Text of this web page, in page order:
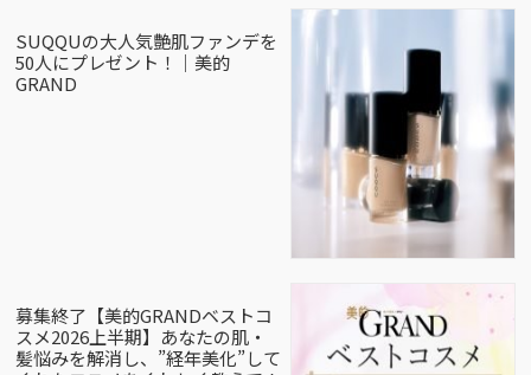
SUQQUの大人気艶肌ファンデを
50人にプレゼント！｜美的
GRAND
募集終了【美的GRANDベストコ
スメ2026上半期】あなたの肌・
髪悩みを解消し、”経年美化”して